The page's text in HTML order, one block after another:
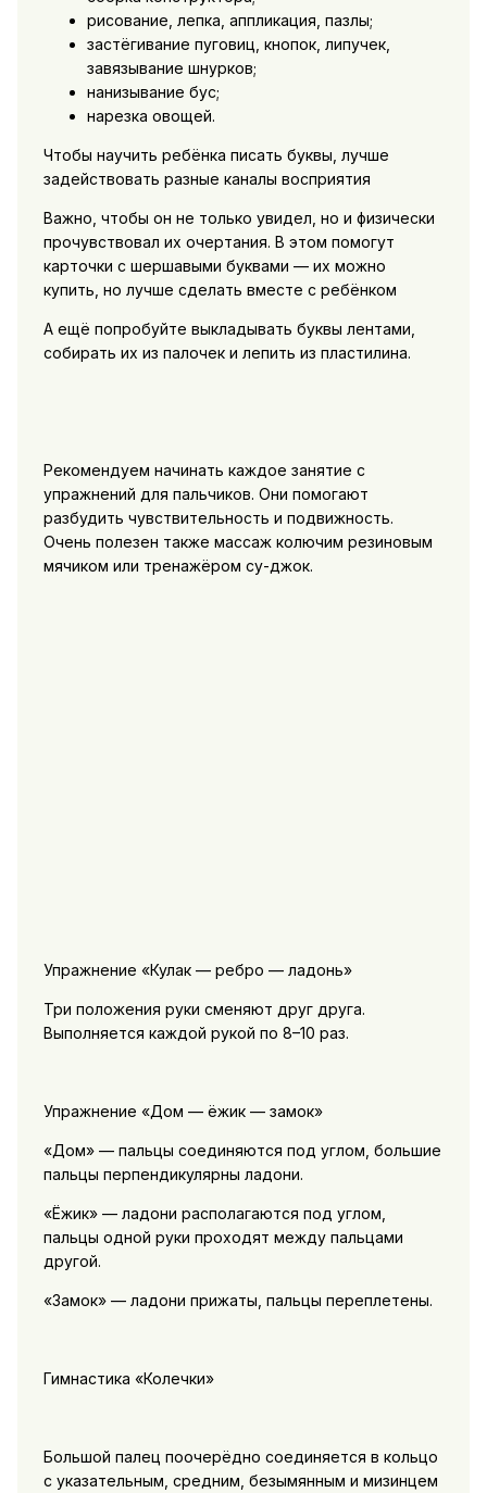
рисование, лепка, аппликация, пазлы;‍
застёгивание пуговиц, кнопок, липучек,
завязывание шнурков;‍
нанизывание бус;‍
нарезка овощей.‍
Чтобы научить ребёнка писать буквы, лучше
задействовать разные каналы восприятия
Важно, чтобы он не только увидел, но и физически
прочувствовал их очертания. В этом помогут
карточки с шершавыми буквами — их можно
купить, но лучше сделать вместе с ребёнком
А ещё попробуйте выкладывать буквы лентами,
собирать их из палочек и лепить из пластилина.
Рекомендуем начинать каждое занятие с
упражнений для пальчиков. Они помогают
разбудить чувствительность и подвижность.
Очень полезен также массаж колючим резиновым
мячиком или тренажёром су-джок.
Упражнение «Кулак — ребро — ладонь»
Три положения руки сменяют друг друга.
Выполняется каждой рукой по 8–10 раз.
Упражнение «Дом — ёжик — замок»
«Дом» — пальцы соединяются под углом, большие
пальцы перпендикулярны ладони.
«Ёжик» — ладони располагаются под углом,
пальцы одной руки проходят между пальцами
другой.
«Замок» — ладони прижаты, пальцы переплетены.
Гимнастика «Колечки»
Большой палец поочерёдно соединяется в кольцо
с указательным, средним, безымянным и мизинцем